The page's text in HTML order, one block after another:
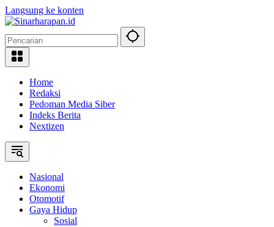
Langsung ke konten
Home
Redaksi
Pedoman Media Siber
Indeks Berita
Nextizen
Nasional
Ekonomi
Otomotif
Gaya Hidup
Sosial